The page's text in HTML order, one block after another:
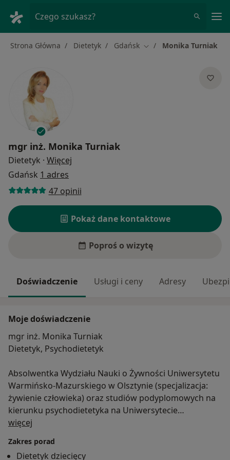
Czego szukasz?
Strona Główna Dietetyk Gdańsk Zmień miasto
Monika Turniak
mgr inż. Monika Turniak
Dietetyk · Więcej
Gdańsk 1 adres
47 opinii
Pokaż dane kontaktowe
Poproś o wizytę
Doświadczenie Usługi i ceny Adresy
Moje doświadczenie
mgr inż. Monika Turniak
Dietetyk, Psychodietetyk
Absolwentka Wydziału Nauki o Żywności Uniwersytetu
Warmińsko-Mazurskiego w Olsztynie (specjalizacja:
żywienie człowieka) oraz studiów podyplomowych na
kierunku psychodietetyka na Uniwersytecie
Humanistycznospołecznym SWPS w Sopocie.
Moją misją jest nauka zdrowego odżywiania. Na
więcej
Zakres porad
Dietetyk dziecięcy